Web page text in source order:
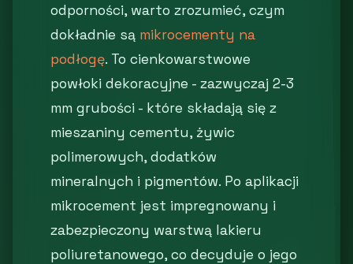
odporności, warto zrozumieć, czym
dokładnie są mikrocementy na
podłogę. To cienkowarstwowe
powłoki dekoracyjne - zazwyczaj 2-3
mm grubości - które składają się z
mieszaniny cementu, żywic
polimerowych, dodatków
mineralnych i pigmentów. Po aplikacji
mikrocement jest impregnowany i
zabezpieczony warstwą lakieru
poliuretanowego, co decyduje o jego